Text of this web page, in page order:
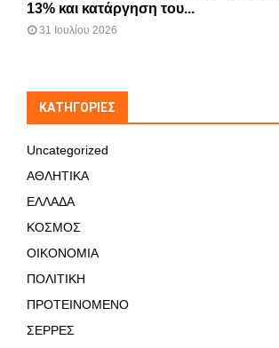
13% και κατάργηση του...
31 Ιουλίου 2026
KΑΤΗΓΟΡΊΕΣ
Uncategorized
ΑΘΛΗΤΙΚΑ
ΕΛΛΑΔΑ
ΚΟΣΜΟΣ
ΟΙΚΟΝΟΜΙΑ
ΠΟΛΙΤΙΚΗ
ΠΡΟΤΕΙΝΟΜΕΝΟ
ΣΕΡΡΕΣ